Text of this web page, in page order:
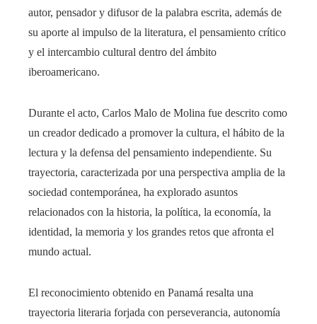
autor, pensador y difusor de la palabra escrita, además de
su aporte al impulso de la literatura, el pensamiento crítico
y el intercambio cultural dentro del ámbito
iberoamericano.
Durante el acto, Carlos Malo de Molina fue descrito como
un creador dedicado a promover la cultura, el hábito de la
lectura y la defensa del pensamiento independiente. Su
trayectoria, caracterizada por una perspectiva amplia de la
sociedad contemporánea, ha explorado asuntos
relacionados con la historia, la política, la economía, la
identidad, la memoria y los grandes retos que afronta el
mundo actual.
El reconocimiento obtenido en Panamá resalta una
trayectoria literaria forjada con perseverancia, autonomía